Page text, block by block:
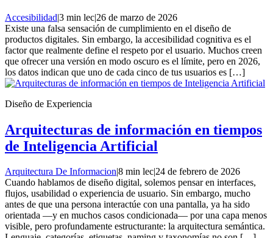
Accesibilidad|3 min lec|26 de marzo de 2026
Existe una falsa sensación de cumplimiento en el diseño de
productos digitales. Sin embargo, la accesibilidad cognitiva es el
factor que realmente define el respeto por el usuario. Muchos creen
que ofrecer una versión en modo oscuro es el límite, pero en 2026,
los datos indican que uno de cada cinco de tus usuarios es […]
Diseño de Experiencia
Arquitecturas de información en tiempos
de Inteligencia Artificial
Arquitectura De Informacion|8 min lec|24 de febrero de 2026
Cuando hablamos de diseño digital, solemos pensar en interfaces,
flujos, usabilidad o experiencia de usuario. Sin embargo, mucho
antes de que una persona interactúe con una pantalla, ya ha sido
orientada —y en muchos casos condicionada— por una capa menos
visible, pero profundamente estructurante: la arquitectura semántica.